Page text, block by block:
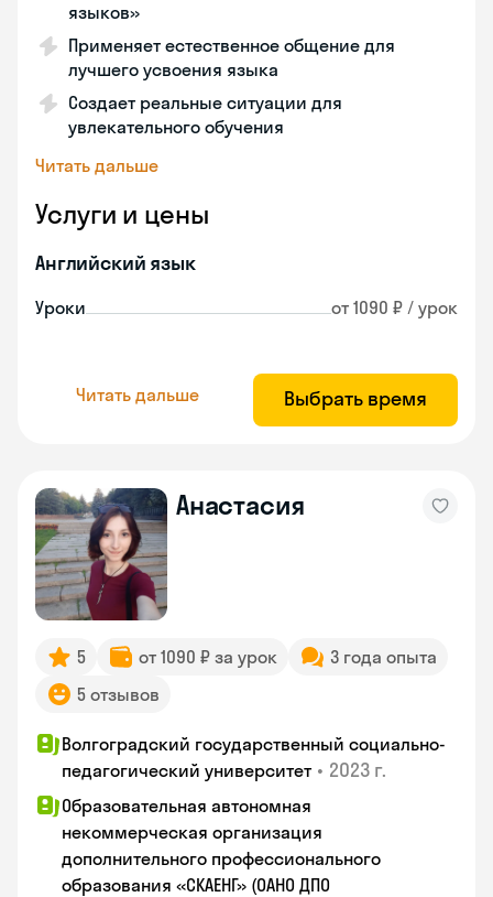
языков»
Применяет естественное общение для
лучшего усвоения языка
Создает реальные ситуации для
увлекательного обучения
Читать дальше
Услуги и цены
Английский язык
Уроки от 1090 ₽ / урок
Читать дальше Выбрать время
Анастасия
5 от 1090 ₽ за урок
3 года опыта
5 отзывов
Волгоградский государственный социально-
педагогический университет • 2023 г.
Образовательная автономная
некоммерческая организация
дополнительного профессионального
образования «СКАЕНГ» (ОАНО ДПО